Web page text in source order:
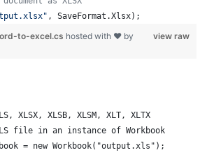
, SaveFormat .Xlsx) ;
view raw
to-excel.cs hosted with ❤ by
XLSX, XLSB, XLSM, XLT, XLTX
file in an instance of Workbook
= new Workbook("output.xls");